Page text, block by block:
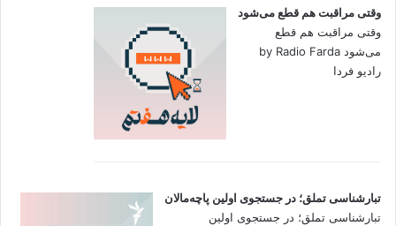
وقتی مراقبت هم قطع می‌شود
وقتی مراقبت هم قطع
می‌شود by Radio Farda
رادیو فردا
تبارشناسی تملق؛ در جستجوی اولین‌ پاچه‌مالان
تبارشناسی تملق؛ در جستجوی اولین‌